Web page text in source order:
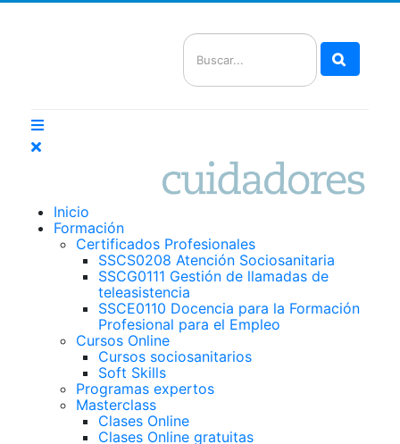
Inicio
Formación
Certificados Profesionales
SSCS0208 Atención Sociosanitaria
SSCG0111 Gestión de llamadas de
teleasistencia
SSCE0110 Docencia para la Formación
Profesional para el Empleo
Cursos Online
Cursos sociosanitarios
Soft Skills
Programas expertos
Masterclass
Clases Online
Clases Online gratuitas